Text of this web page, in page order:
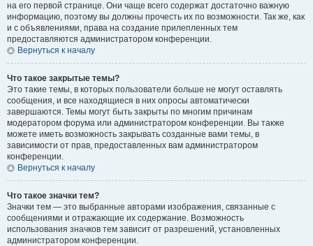
на его первой странице. Они чаще всего содержат достаточно важную
информацию, поэтому вы должны прочесть их по возможности. Так же, как
и с объявлениями, права на создание прилепленных тем
предоставляются администратором конференции.
Вернуться к началу
Что такое закрытые темы?
Это такие темы, в которых пользователи больше не могут оставлять
сообщения, и все находящиеся в них опросы автоматически
завершаются. Темы могут быть закрыты по многим причинам
модератором форума или администратором конференции. Вы также
можете иметь возможность закрывать созданные вами темы, в
зависимости от прав, предоставленных вам администратором
конференции.
Вернуться к началу
Что такое значки тем?
Значки тем — это выбранные авторами изображения, связанные с
сообщениями и отражающие их содержание. Возможность
использования значков тем зависит от разрешений, установленных
администратором конференции.